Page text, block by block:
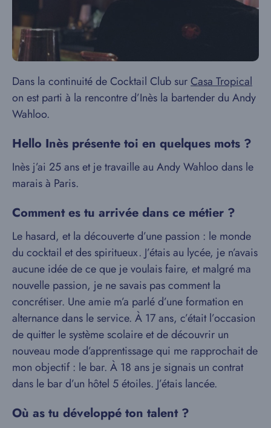
Dans la continuité de Cocktail Club surCasa Tropical
on est parti à la rencontre d’Inès la bartender du Andy
Wahloo.
Hello Inès présente toi en quelques mots ?
Inès j’ai 25 ans et je travaille au Andy Wahloo dans le
marais à Paris.
Comment es tu arrivée dans ce métier ?
Le hasard, et la découverte d’une passion : le monde
du cocktail et des spiritueux. J’étais au lycée, je n’avais
aucune idée de ce que je voulais faire, et malgré ma
nouvelle passion, je ne savais pas comment la
concrétiser. Une amie m’a parlé d’une formation en
alternance dans le service. À 17 ans, c’était l’occasion
de quitter le système scolaire et de découvrir un
nouveau mode d’apprentissage qui me rapprochait de
mon objectif : le bar. À 18 ans je signais un contrat
dans le bar d’un hôtel 5 étoiles. J’étais lancée.
Où as tu développé ton talent ?